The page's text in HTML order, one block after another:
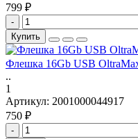
799 ₽
-
Купить
Флешка 16Gb USB
..
1
Артикул: 2001000044917
750 ₽
-